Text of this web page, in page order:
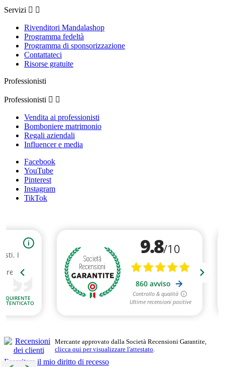
Servizi  
Rivenditori Mandalashop
Programma fedeltà
Programma di sponsorizzazione
Contattateci
Risorse gratuite
Professionisti
Professionisti  
Vendita ai professionisti
Bomboniere matrimonio
Regali aziendali
Influencer e media
Facebook
YouTube
Pinterest
Instagram
TikTok
Mercante approvato dalla Società Recensioni Garantite,
clicca qui per visualizzare l'attestato.
Esercitare il mio diritto di recesso